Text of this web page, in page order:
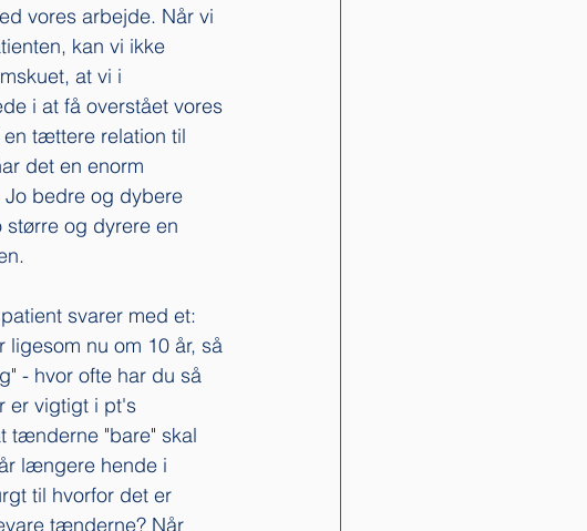
vores arbejde. Når vi
kan vi ikke
at vi i
i at få overstået vores
tættere relation til
det en enorm
bedre og dybere
og dyrere en
svarer med et:
nu om 10 år, så
- hvor ofte har du så
er vigtigt i pt's
tænderne "bare" skal
længere hende i
til hvorfor det er
tænderne? Når